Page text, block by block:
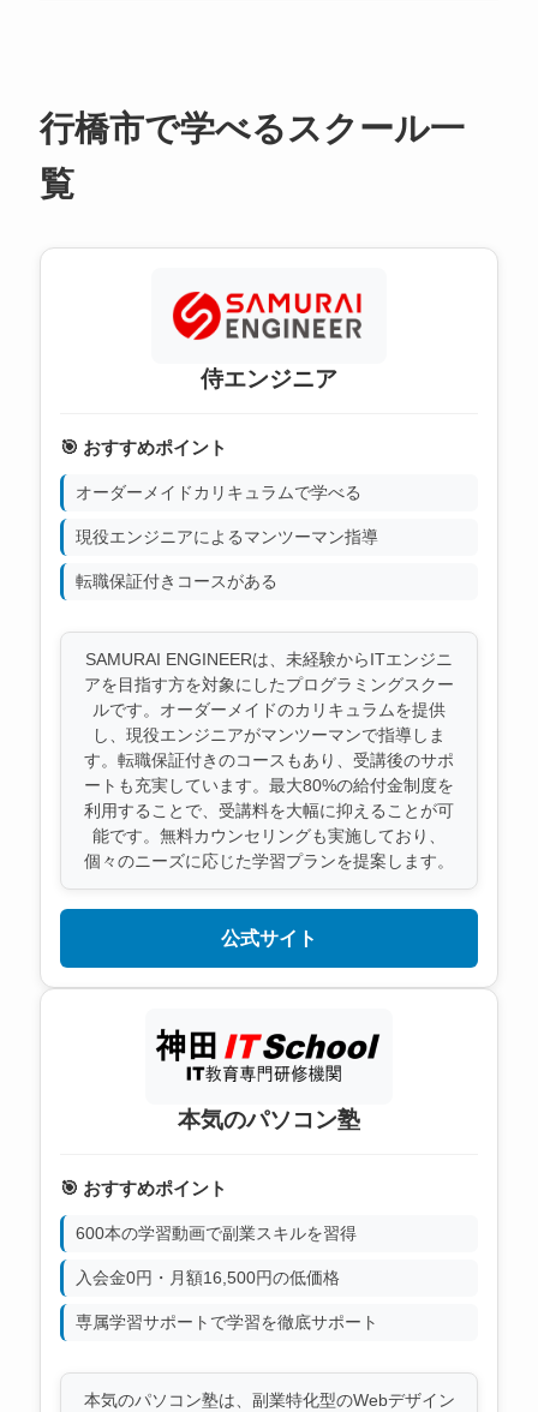
行橋市で学べるスクール一
覧
侍エンジニア
🎯 おすすめポイント
オーダーメイドカリキュラムで学べる
現役エンジニアによるマンツーマン指導
転職保証付きコースがある
SAMURAI ENGINEERは、未経験からITエンジニ
アを目指す方を対象にしたプログラミングスクー
ルです。オーダーメイドのカリキュラムを提供
し、現役エンジニアがマンツーマンで指導しま
す。転職保証付きのコースもあり、受講後のサポ
ートも充実しています。最大80%の給付金制度を
利用することで、受講料を大幅に抑えることが可
能です。無料カウンセリングも実施しており、
個々のニーズに応じた学習プランを提案します。
公式サイト
本気のパソコン塾
🎯 おすすめポイント
600本の学習動画で副業スキルを習得
入会金0円・月額16,500円の低価格
専属学習サポートで学習を徹底サポート
本気のパソコン塾は、副業特化型のWebデザイン